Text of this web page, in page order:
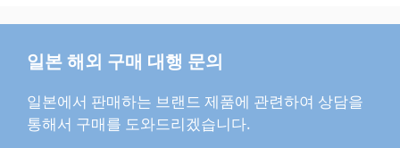
일본 해외 구매 대행 문의
일본에서 판매하는 브랜드 제품에 관련하여 상담을
통해서 구매를 도와드리겠습니다.